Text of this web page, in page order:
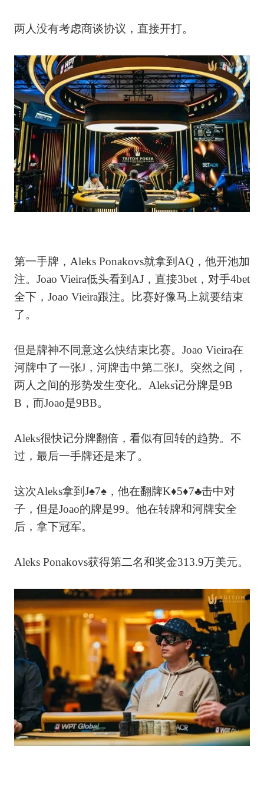
两人没有考虑商谈协议，直接开打。
第一手牌，Aleks Ponakovs就拿到AQ，他开池加
注。Joao Vieira低头看到AJ，直接3bet，对手4bet
全下，Joao Vieira跟注。比赛好像马上就要结束
了。
但是牌神不同意这么快结束比赛。Joao Vieira在
河牌中了一张J，河牌击中第二张J。突然之间，
两人之间的形势发生变化。Aleks记分牌是9B
B，而Joao是9BB。
Aleks很快记分牌翻倍，看似有回转的趋势。不
过，最后一手牌还是来了。
这次Aleks拿到J♠7♠，他在翻牌K♦5♦7♣击中对
子，但是Joao的牌是99。他在转牌和河牌安全
后，拿下冠军。
Aleks Ponakovs获得第二名和奖金313.9万美元。